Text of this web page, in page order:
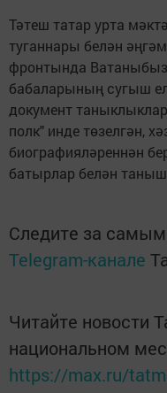
Тәтеш татар урта
туганнары белән
фронтында
бабаларының сугыш
документ
полк" инде төзелгән,
биографияләреннән
батырлар белән
Следите за
Telegram-канале
Читайте новости
национальном
https://max.ru/